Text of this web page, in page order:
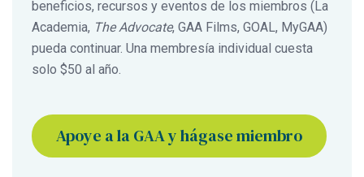
beneficios, recursos y eventos de los miembros (La
Academia, The Advocate, GAA Films, GOAL, MyGAA)
pueda continuar. Una membresía individual cuesta
solo $50 al año.
Apoye a la GAA y hágase miembro